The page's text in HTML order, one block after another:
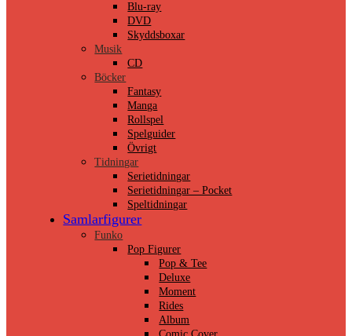
Blu-ray
DVD
Skyddsboxar
Musik
CD
Böcker
Fantasy
Manga
Rollspel
Spelguider
Övrigt
Tidningar
Serietidningar
Serietidningar – Pocket
Speltidningar
Samlarfigurer
Funko
Pop Figurer
Pop & Tee
Deluxe
Moment
Rides
Album